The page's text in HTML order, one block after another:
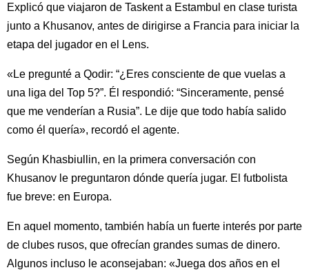
Explicó que viajaron de Taskent a Estambul en clase turista
junto a Khusanov, antes de dirigirse a Francia para iniciar la
etapa del jugador en el Lens.
«Le pregunté a Qodir: “¿Eres consciente de que vuelas a
una liga del Top 5?”. Él respondió: “Sinceramente, pensé
que me venderían a Rusia”. Le dije que todo había salido
como él quería», recordó el agente.
Según Khasbiullin, en la primera conversación con
Khusanov le preguntaron dónde quería jugar. El futbolista
fue breve: en Europa.
En aquel momento, también había un fuerte interés por parte
de clubes rusos, que ofrecían grandes sumas de dinero.
Algunos incluso le aconsejaban: «Juega dos años en el